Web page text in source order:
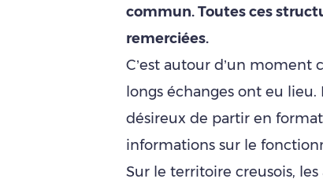
commun. Toutes ces
remerciées.
C’est autour d’un moment
longs échanges ont eu
désireux de partir en
informations sur le
Sur le territoire creusois,